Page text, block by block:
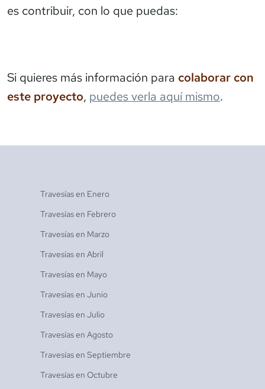
es contribuir, con lo que puedas:
Si quieres más información para colaborar con
este proyecto, puedes verla aquí mismo.
Travesías en Enero
Travesías en Febrero
Travesías en Marzo
Travesías en Abril
Travesías en Mayo
Travesías en Junio
Travesías en Julio
Travesías en Agosto
Travesías en Septiembre
Travesías en Octubre